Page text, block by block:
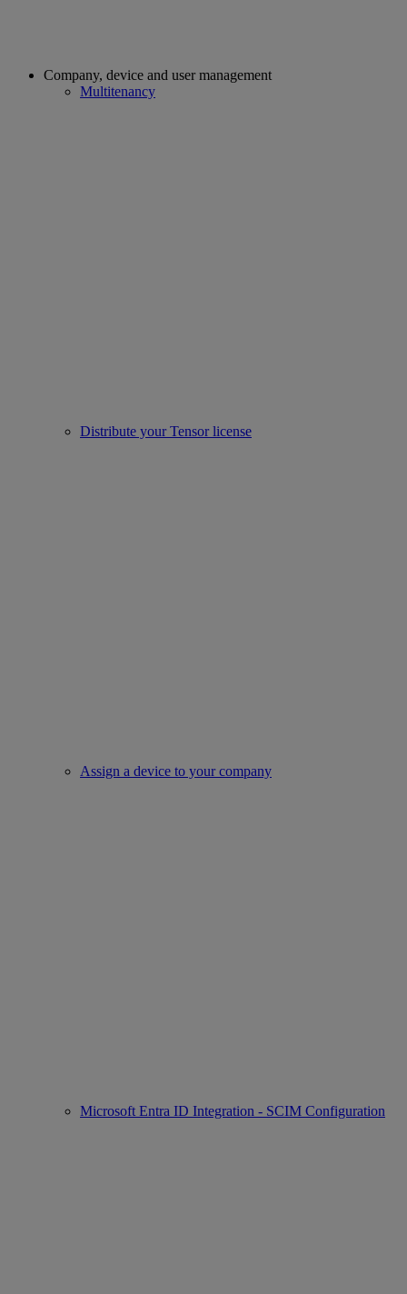
Company, device and user management
Multitenancy
Distribute your Tensor license
Assign a device to your company
Microsoft Entra ID Integration - SCIM Configuration